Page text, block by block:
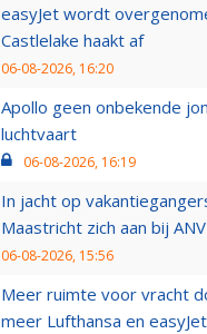
easyJet wordt
Castlelake haakt af
06-08-2026, 16:20
Apollo geen onbekende
luchtvaart
06-08-2026, 16:19
In jacht op
Maastricht zich aan bij
06-08-2026, 15:56
Meer ruimte voor vracht
meer Lufthansa en